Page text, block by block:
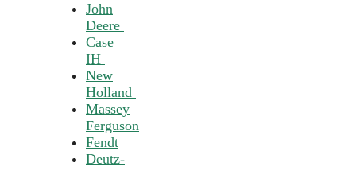
John
Deere
Case
IH
New
Holland
Massey
Ferguson
Fendt
Deutz-